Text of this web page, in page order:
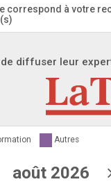
correspond à votre
de diffuser leur
Autres
août 2026